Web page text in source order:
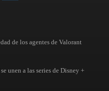
de los agentes de Valorant
unen a las series de Disney +